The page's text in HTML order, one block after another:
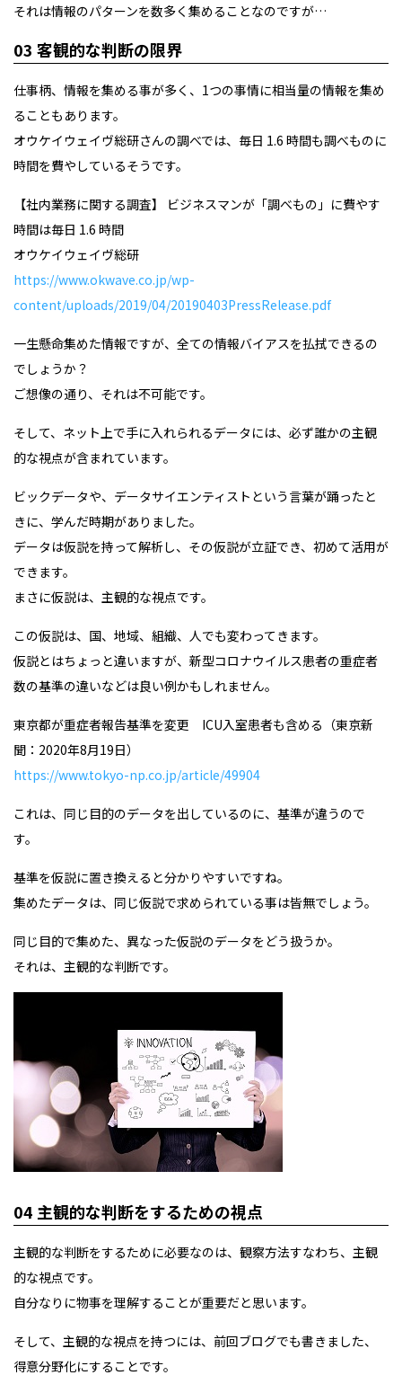
それは情報のパターンを数多く集めることなのですが…
03 客観的な判断の限界
仕事柄、情報を集める事が多く、1つの事情に相当量の情報を集め
ることもあります。
オウケイウェイヴ総研さんの調べでは、毎日 1.6 時間も調べものに
時間を費やしているそうです。
【社内業務に関する調査】 ビジネスマンが「調べもの」に費やす
時間は毎日 1.6 時間
オウケイウェイヴ総研
https://www.okwave.co.jp/wp-
content/uploads/2019/04/20190403PressRelease.pdf
一生懸命集めた情報ですが、全ての情報バイアスを払拭できるの
でしょうか？
ご想像の通り、それは不可能です。
そして、ネット上で手に入れられるデータには、必ず誰かの主観
的な視点が含まれています。
ビックデータや、データサイエンティストという言葉が踊ったと
きに、学んだ時期がありました。
データは仮説を持って解析し、その仮説が立証でき、初めて活用が
できます。
まさに仮説は、主観的な視点です。
この仮説は、国、地域、組織、人でも変わってきます。
仮説とはちょっと違いますが、新型コロナウイルス患者の重症者
数の基準の違いなどは良い例かもしれません。
東京都が重症者報告基準を変更 ICU入室患者も含める（東京新
聞：2020年8月19日）
https://www.tokyo-np.co.jp/article/49904
これは、同じ目的のデータを出しているのに、基準が違うので
す。
基準を仮説に置き換えると分かりやすいですね。
集めたデータは、同じ仮説で求められている事は皆無でしょう。
同じ目的で集めた、異なった仮説のデータをどう扱うか。
それは、主観的な判断です。
04 主観的な判断をするための視点
主観的な判断をするために必要なのは、観察方法すなわち、主観
的な視点です。
自分なりに物事を理解することが重要だと思います。
そして、主観的な視点を持つには、前回ブログでも書きました、
得意分野化にすることです。